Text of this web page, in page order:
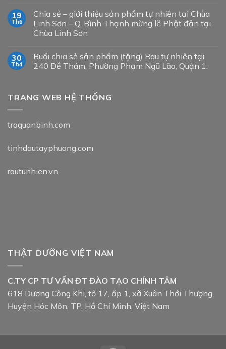
19
Th6
Chia sẻ – giới thiệu sản phẩm tự nhiên tại Chùa
Linh Sơn – Q. Bình Thạnh mừng lễ Phật đản tại
Chùa Linh Sơn
30
Th4
Buổi chia sẻ sản phẩm (tặng) Rau tự nhiên tại
240 Đề Thám, Phường Phạm Ngũ Lão, Quận 1.
TRANG WEB HỆ THỐNG
traquanbinh.com
tinhdautayphuong.com
rautunhien.vn
THẬT DƯỠNG VIỆT NAM
C.TY CP TƯ VẤN ĐT ĐÀO TẠO CHÍNH TÂM
618 Dương Công Khi, tổ 17, ấp 1, xã Xuân Thới Thượng,
Huyện Hóc Môn, TP. Hồ Chí Minh, Việt Nam